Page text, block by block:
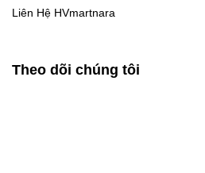
Liên Hệ HVmartnara
Theo dõi chúng tôi